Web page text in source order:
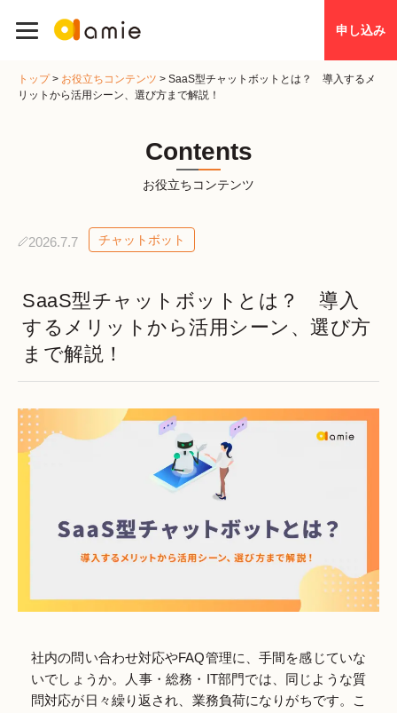
申し込み
トップ> お役立ちコンテンツ > SaaS型チャットボットとは？ 導入するメ
リットから活用シーン、選び方まで解説！
Contents
お役立ちコンテンツ
2026.7.7 チャットボット
SaaS型チャットボットとは？ 導入
するメリットから活用シーン、選び方
まで解説！
社内の問い合わせ対応やFAQ管理に、手間を感じていな
いでしょうか。人事・総務・IT部門では、同じような質
問対応が日々繰り返され、業務負荷になりがちです。こ